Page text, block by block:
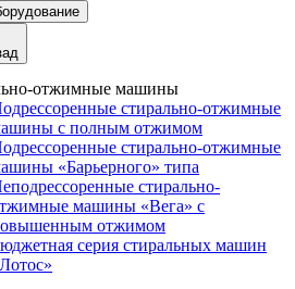
отжимные машины
стирально-отжимные
с полным отжимом
стирально-отжимные
«Барьерного» типа
стирально-
машины «Вега» с
отжимом
серия стиральных машин